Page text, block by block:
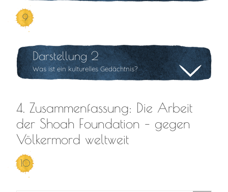
9
Darstellung 2
Was ist ein kulturelles Gedächtnis?
4. Zusammenfassung: Die Arbeit
der Shoah Foundation – gegen
Völkermord weltweit
10